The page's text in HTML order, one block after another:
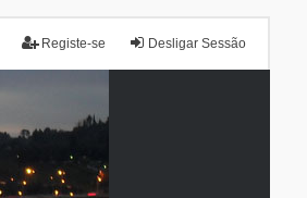
Desligar Sessão
Registe-se